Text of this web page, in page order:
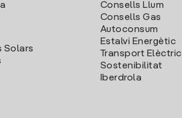
Solars
Consells Llum
Consells Gas
Autoconsum
Estalvi Energètic
Transport Elèctric
Sostenibilitat
Iberdrola